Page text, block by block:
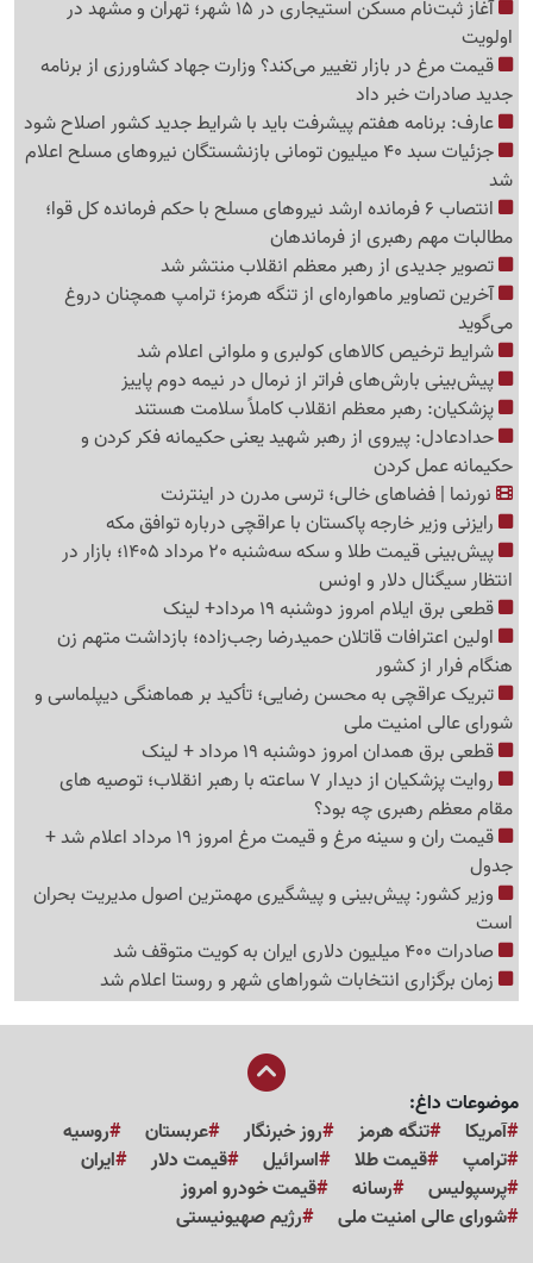
آغاز ثبت‌نام مسکن استیجاری در 15 شهر؛ تهران و مشهد در
اولویت
قیمت مرغ در بازار تغییر می‌کند؟ وزارت جهاد کشاورزی از برنامه
جدید صادرات خبر داد
عارف: برنامه هفتم پیشرفت باید با شرایط جدید کشور اصلاح شود
جزئیات سبد 40 میلیون تومانی بازنشستگان نیروهای مسلح اعلام
شد
انتصاب 6 فرمانده ارشد نیروهای مسلح با حکم فرمانده کل قوا؛
مطالبات مهم رهبری از فرماندهان
تصویر جدیدی از رهبر معظم انقلاب منتشر شد
آخرین تصاویر ماهواره‌ای از تنگه‌ هرمز؛ ترامپ همچنان دروغ
می‌گوید
شرایط ترخیص کالاهای کولبری و ملوانی اعلام شد
پیش‌بینی بارش‌های فراتر از نرمال در نیمه دوم پاییز
پزشکیان: رهبر معظم انقلاب کاملاً سلامت هستند
حدادعادل: پیروی از رهبر شهید یعنی حکیمانه فکر کردن و
حکیمانه عمل کردن
نورنما | فضاهای خالی؛ ترسی مدرن در اینترنت
رایزنی وزیر خارجه پاکستان با عراقچی درباره توافق مکه
پیش‌بینی قیمت طلا و سکه سه‌شنبه 20 مرداد 1405؛ بازار در
انتظار سیگنال دلار و اونس
قطعی برق ایلام امروز دوشنبه 19 مرداد+ لینک
اولین اعترافات قاتلان حمیدرضا رجب‌زاده؛ بازداشت متهم زن
هنگام فرار از کشور
تبریک عراقچی به محسن رضایی؛ تأکید بر هماهنگی دیپلماسی و
شورای عالی امنیت ملی
قطعی برق همدان امروز دوشنبه 19 مرداد + لینک
روایت پزشکیان از دیدار 7 ساعته با رهبر انقلاب؛ توصیه های
مقام معظم رهبری چه بود؟
قیمت ران و سینه مرغ و قیمت مرغ امروز 19 مرداد اعلام شد +
جدول
وزیر کشور: پیش‌بینی و پیشگیری مهمترین اصول مدیریت بحران
است
صادرات 400 میلیون دلاری ایران به کویت متوقف شد
زمان برگزاری انتخابات شوراهای شهر و روستا اعلام شد
موضوعات داغ:
آمریکا
تنگه هرمز روز خبرنگار عربستان
روسیه
ترامپ
قیمت طلا اسرائیل قیمت دلار
ایران
پرسپولیس
رسانه
قیمت خودرو امروز
شورای عالی امنیت ملی
رژیم صهیونیستی